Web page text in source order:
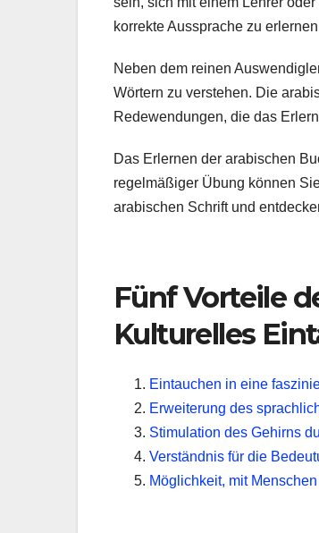
korrekte Aussprache zu
Neben dem reinen
Wörtern zu verstehen. Die
Redewendungen, die das
Das Erlernen der arabischen
regelmäßiger Übung können
arabischen Schrift und
Fünf Vorteile
Kulturelles
Eintauchen in eine
Erweiterung des
Stimulation des Gehirns
Verständnis für die
Möglichkeit, mit